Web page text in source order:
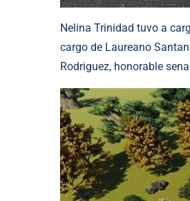
Nelina Trinidad tuvo a
cargo de Laureano
Rodriguez, honorable